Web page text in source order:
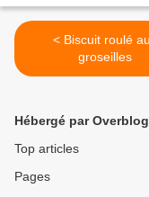
< Biscuit roulé aux
groseilles
Hébergé par Overblog
Top articles
Pages